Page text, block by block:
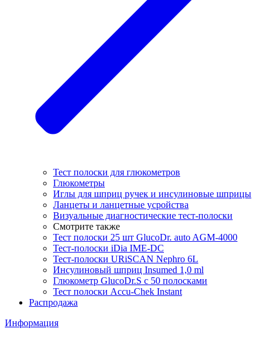
Тест полоски для глюкометров
Глюкометры
Иглы для шприц ручек и инсулиновые шприцы
Ланцеты и ланцетные усройства
Визуальные диагностические тест-полоски
Смотрите также
Тест полоски 25 шт GlucoDr. auto AGM-4000
Тест-полоски iDia IME-DC
Тест-полоски URiSCAN Nephro 6L
Инсулиновый шприц Insumed 1,0 ml
Глюкометр GlucoDr.S с 50 полосками
Тест полоски Accu-Chek Instant
Распродажа
Информация